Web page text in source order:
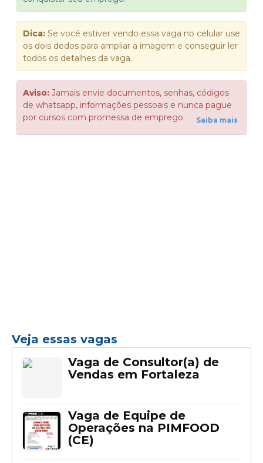
Dica: Se você estiver vendo essa vaga no celular use
os dois dedos para ampliar a imagem e conseguir ler
todos os detalhes da vaga.
Aviso: Jamais envie documentos, senhas, códigos
de whatsapp, informações pessoais e nunca pague
por cursos com promessa de emprego.
Saiba mais
Veja essas vagas
Vaga de Consultor(a) de
Vendas em Fortaleza
Vaga de Equipe de
Operações na PIMFOOD
(CE)